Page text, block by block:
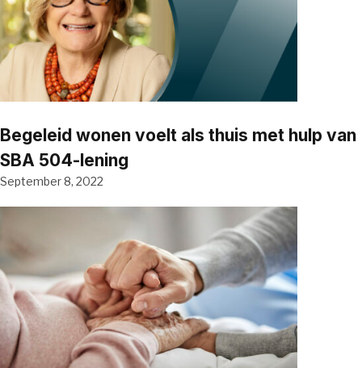
Begeleid wonen voelt als thuis met hulp van
SBA 504-lening
September 8, 2022